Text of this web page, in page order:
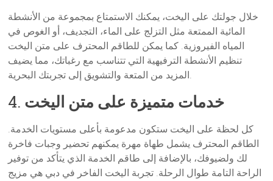
خلال جولتك على اليخت، يمكنك الاستمتاع بمجموعة من الأنشطة
المائية الممتعة مثل التزلج على الماء، التجديف، أو الغوص في
المياه الفيروزية. كما يمكن للطاقم المحترف على متن اليخت
تنظيم الأنشطة الترفيهية التي تتناسب مع رغباتك، مما يضيف
المزيد من المتعة والتشويق إلى تجربتك البحرية.
4. خدمات متميزة على متن اليخت
كل لحظة على اليخت ستكون مدعومة بأعلى مستويات الخدمة.
الطاقم المحترف يشمل طهاة مهرة يمكنهم تحضير وجبات فاخرة
لك ولضيوفك، بالإضافة إلى طاقم الخدمة الذي يتأكد من توفير
الراحة التامة طوال الرحلة. تجربة اليخت الفاخر في دبي هي مزيج